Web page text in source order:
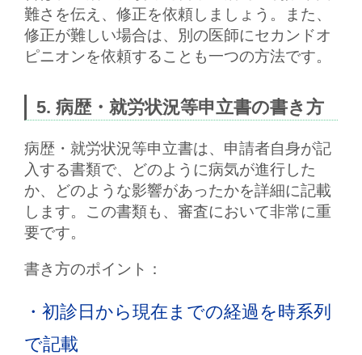
難さを伝え、修正を依頼しましょう。また、
修正が難しい場合は、 別の医師にセカンドオ
ピニオンを依頼することも一つの方法です。
5. 病歴・就労状況等申立書の書き方
病歴・就労状況等申立書は、申請者自身が記
入する書類で、どのように病気が進行した
か、どのような影響があったかを詳細に記載
します。この書類も、審査において非常に重
要です。
書き方のポイント：
・初診日から現在までの経過を時系列
で記載